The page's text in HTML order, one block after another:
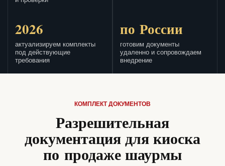
2026
актуализируем комплекты
под действующие
требования
по России
готовим документы
удаленно и сопровождаем
внедрение
КОМПЛЕКТ ДОКУМЕНТОВ
Разрешительная
документация для киоска
по продаже шаурмы